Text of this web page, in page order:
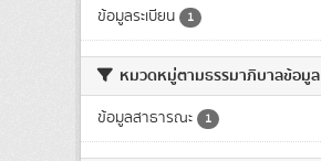
ข้อมูลระเบียน 1
หมวดหมู่ตามธรรมาภิบาลข้อมูล
ข้อมูลสาธารณะ 1